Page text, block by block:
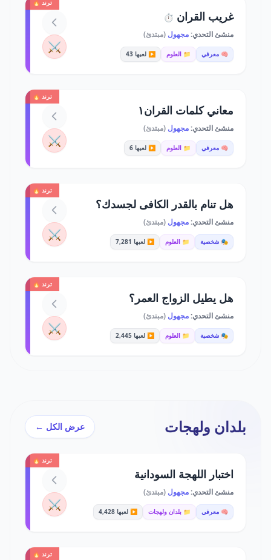
ترند 🔥
غريب القران ⏱️
منشئ التحدي:مجهول (مبتدئ)
🧠 معرفي 📁 العلوم ▶️ لعبها 43 ⚔️
ترند 🔥
معاني كلمات القران١
منشئ التحدي:مجهول (مبتدئ)
🧠 معرفي 📁 العلوم ▶️ لعبها 6 ⚔️
ترند 🔥
هل تنام بالقدر الكافى لجسدك؟
منشئ التحدي:مجهول (مبتدئ)
🎭 شخصية 📁 العلوم ▶️ لعبها 7,281 ⚔️
ترند 🔥
هل يطيل الزواج العمر؟
منشئ التحدي:مجهول (مبتدئ)
🎭 شخصية 📁 العلوم ▶️ لعبها 2,445 ⚔️
بلدان ولهجات عرض الكل ←
ترند 🔥
اختبار اللهجة السودانية
منشئ التحدي:مجهول (مبتدئ)
🧠 معرفي 📁 بلدان ولهجات ▶️ لعبها 4,428 ⚔️
ترند 🔥